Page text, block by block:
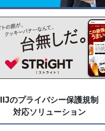
IIJのプライバシー保護規制
対応ソリューション